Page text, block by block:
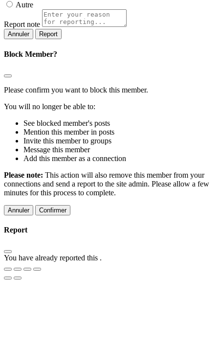
Autre
Report note
Report
Block Member?
Please confirm you want to block this member.
You will no longer be able to:
See blocked member's posts
Mention this member in posts
Invite this member to groups
Message this member
Add this member as a connection
Please note: This action will also remove this member from your
connections and send a report to the site admin. Please allow a few
minutes for this process to complete.
Confirmer
Report
You have already reported this .